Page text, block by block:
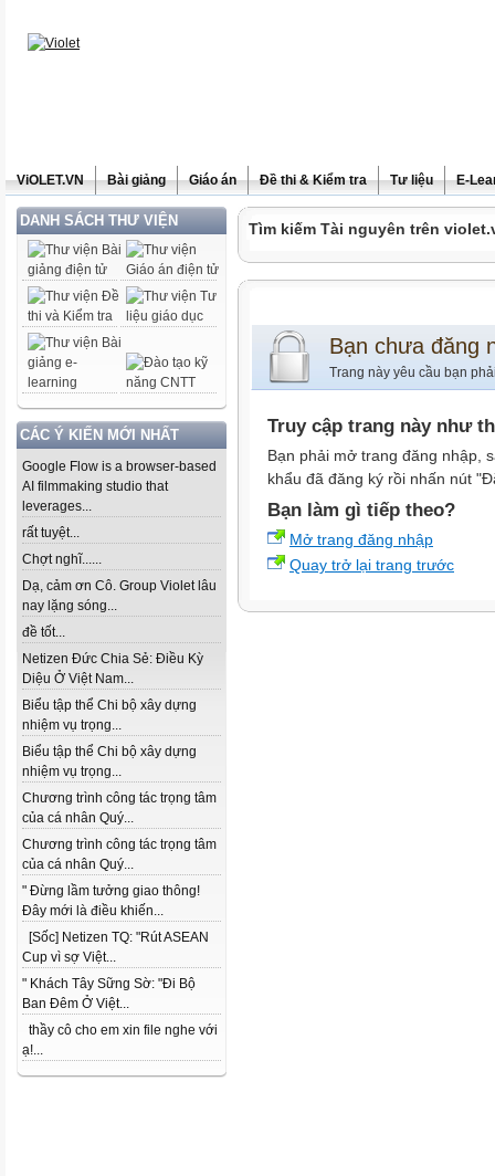
ViOLET.VN Bài giảng Giáo án Đề thi & Kiểm tra Tư liệu E-
DANH SÁCH THƯ VIỆN
CÁC Ý KIẾN MỚI NHẤT
Google Flow is a browser-based
AI filmmaking studio that
leverages...
rất tuyệt...
Chợt nghĩ......
Dạ, cảm ơn Cô. Group Violet lâu
nay lặng sóng...
đề tốt...
Netizen Đức Chia Sẻ: Điều Kỳ
Diệu Ở Việt Nam...
Biểu tập thể Chi bộ xây dựng
nhiệm vụ trọng...
Biểu tập thể Chi bộ xây dựng
nhiệm vụ trọng...
Chương trình công tác trọng tâm
của cá nhân Quý...
Chương trình công tác trọng tâm
của cá nhân Quý...
" Đừng lầm tưởng giao thông!
Đây mới là điều khiến...
[Sốc] Netizen TQ: "Rút ASEAN
Cup vì sợ Việt...
" Khách Tây Sững Sờ: "Đi Bộ
Ban Đêm Ở Việt...
thầy cô cho em xin file nghe với
ạ!...
Tìm kiếm Tài nguyên trên
Bạn chưa đăng
Trang này yêu cầu bạn
Truy cập trang này như
Bạn phải mở trang đăng nhập,
khẩu đã đăng ký rồi nhấn nút
Bạn làm gì tiếp theo?
Mở trang đăng nhập
Quay trở lại trang trước